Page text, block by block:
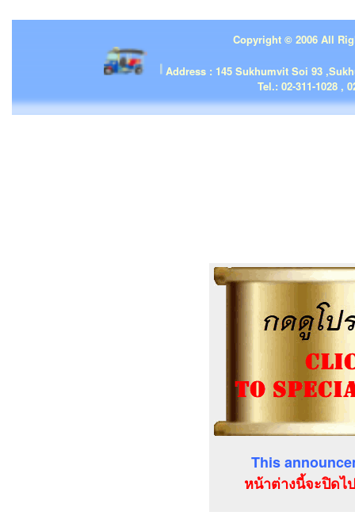
This
หน้าต่างนี้จะปิดไ
Copyright © 2006 All
| | |Address : 145 Sukhumvit Soi 93
Tel.: 02-311-1028 ,